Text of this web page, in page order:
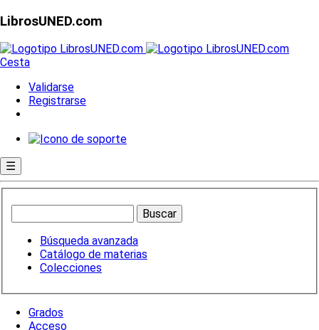
LibrosUNED.com
Cesta
Validarse
Registrarse
☰
Búsqueda avanzada
Catálogo de materias
Colecciones
Grados
Acceso